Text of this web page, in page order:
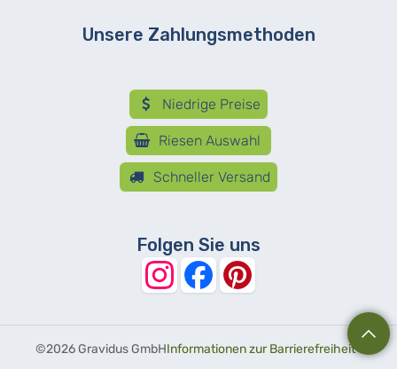
Unsere Zahlungsmethoden
Niedrige Preise
Riesen Auswahl
Schneller Versand
Folgen Sie uns
©2026 Gravidus GmbHInformationen zur Barrierefreiheit-